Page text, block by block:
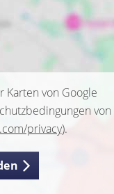
Karten von Google
von
privacy).